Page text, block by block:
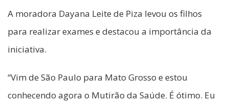
A moradora Dayana Leite de Piza levou os filhos
para realizar exames e destacou a importância da
iniciativa.
“Vim de São Paulo para Mato Grosso e estou
conhecendo agora o Mutirão da Saúde. É ótimo. Eu